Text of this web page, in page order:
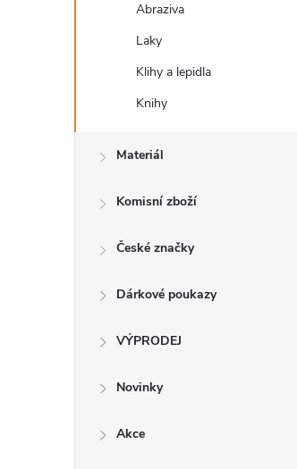
Abraziva
Laky
Klihy a lepidla
Knihy
Materiál
Komisní zboží
České značky
Dárkové poukazy
VÝPRODEJ
Novinky
Akce
Dictum 712385
prodejna